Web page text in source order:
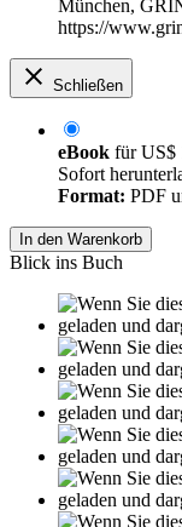
München,
https://
Schließen
eBook fürUS$
Sofort
Format: PDF
In den Warenkorb
Blick ins Buch
Leseprobe aus 14